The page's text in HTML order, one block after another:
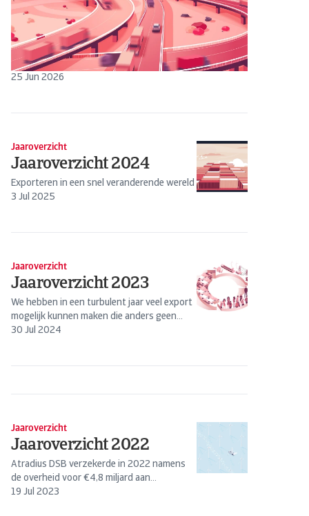
25 Jun 2026
Jaaroverzicht
Jaaroverzicht 2024
Exporteren in een snel veranderende wereld
3 Jul 2025
Jaaroverzicht
Jaaroverzicht 2023
We hebben in een turbulent jaar veel export
mogelijk kunnen maken die anders geen
doorgang had kunnen vinden: Ruim €1
30 Jul 2024
Jaaroverzicht
Jaaroverzicht 2022
Atradius DSB verzekerde in 2022 namens
de overheid voor €4,8 miljard aan
exportkredieten. Het gedekte bedrag had
19 Jul 2023